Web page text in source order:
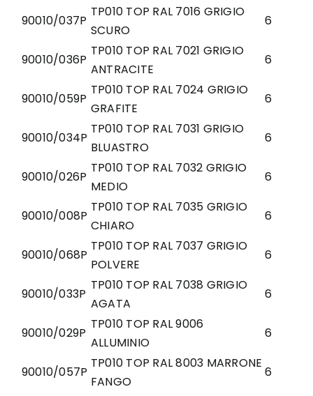
90010/037P
TP010 TOP RAL 7016 GRIGIO
SCURO
6
90010/036P
TP010 TOP RAL 7021 GRIGIO
ANTRACITE
6
90010/059P
TP010 TOP RAL 7024 GRIGIO
GRAFITE
6
90010/034P
TP010 TOP RAL 7031 GRIGIO
BLUASTRO
6
90010/026P
TP010 TOP RAL 7032 GRIGIO
MEDIO
6
90010/008P
TP010 TOP RAL 7035 GRIGIO
CHIARO
6
90010/068P
TP010 TOP RAL 7037 GRIGIO
POLVERE
6
90010/033P
TP010 TOP RAL 7038 GRIGIO
AGATA
6
90010/029P
TP010 TOP RAL 9006
ALLUMINIO
6
90010/057P
TP010 TOP RAL 8003 MARRONE
FANGO
6